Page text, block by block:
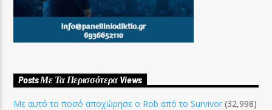
Posts Με Τα Περισσότερα Views
Με αυτό το ποσό αποχώρησε ο Rob από το Survivor (32,998)